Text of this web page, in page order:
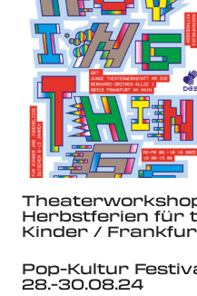
Herbstferien für
Kinder /
Pop-Kultur
28.-30.08.24